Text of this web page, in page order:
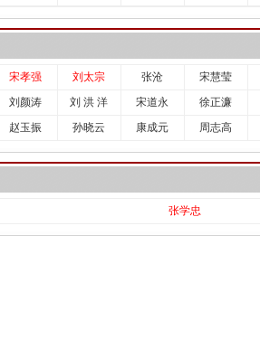
宋孝强 刘太宗 张沧
宋慧莹
刘颜涛 刘 洪 洋 宋道永
徐正濂
赵玉振 孙晓云 康成元 周志高
张学忠